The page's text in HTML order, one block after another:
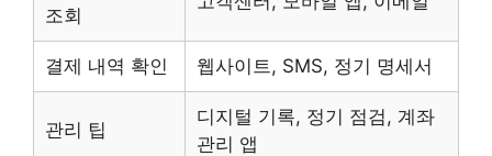
조회
결제 내역 확인 웹사이트, SMS, 정기 명세서
관리 팁
디지털 기록, 정기 점검, 계좌
관리 앱